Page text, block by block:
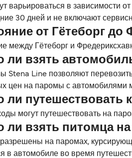
варьироваться в зависимости
30 дней и не включают
от Гётеборг до
между Гётеборг и
ли взять
Stena Line позволяют
цен на паромы с автомобилями
ли путешествовать
могут путешествовать на
ли взять питомца
на паромах,
в автомобиле во время